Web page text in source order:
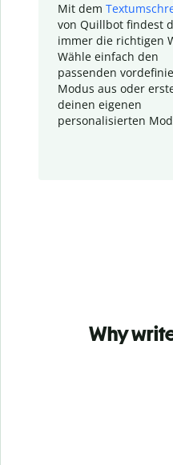
Mit dem
von Quillbot findest
immer die richtigen
Wähle einfach den
passenden
Modus aus oder
deinen eigenen
personalisierten
Why